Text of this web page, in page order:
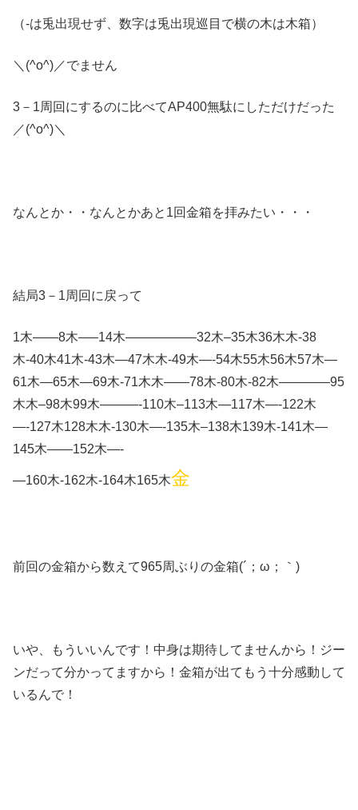
（-は兎出現せず、数字は兎出現巡目で横の木は木箱）
＼(^o^)／でません
3－1周回にするのに比べてAP400無駄にしただけだった
／(^o^)＼
なんとか・・なんとかあと1回金箱を拝みたい・・・
結局3－1周回に戻って
1木——8木—–14木—————–32木–35木36木木-38
木-40木41木-43木—47木木-49木—-54木55木56木57木—
61木—65木—69木-71木木——78木-80木-82木————95
木木–98木99木———-110木–113木—117木—-122木
—-127木128木木-130木—-135木–138木139木-141木—
145木——152木—-
—160木-162木-164木165木金
前回の金箱から数えて965周ぶりの金箱(´；ω；｀)
いや、もういいんです！中身は期待してませんから！ジー
ンだって分かってますから！金箱が出てもう十分感動して
いるんで！